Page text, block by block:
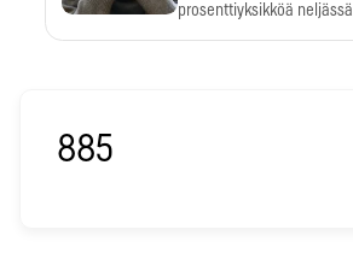
prosenttiyksikköä neljässä
885